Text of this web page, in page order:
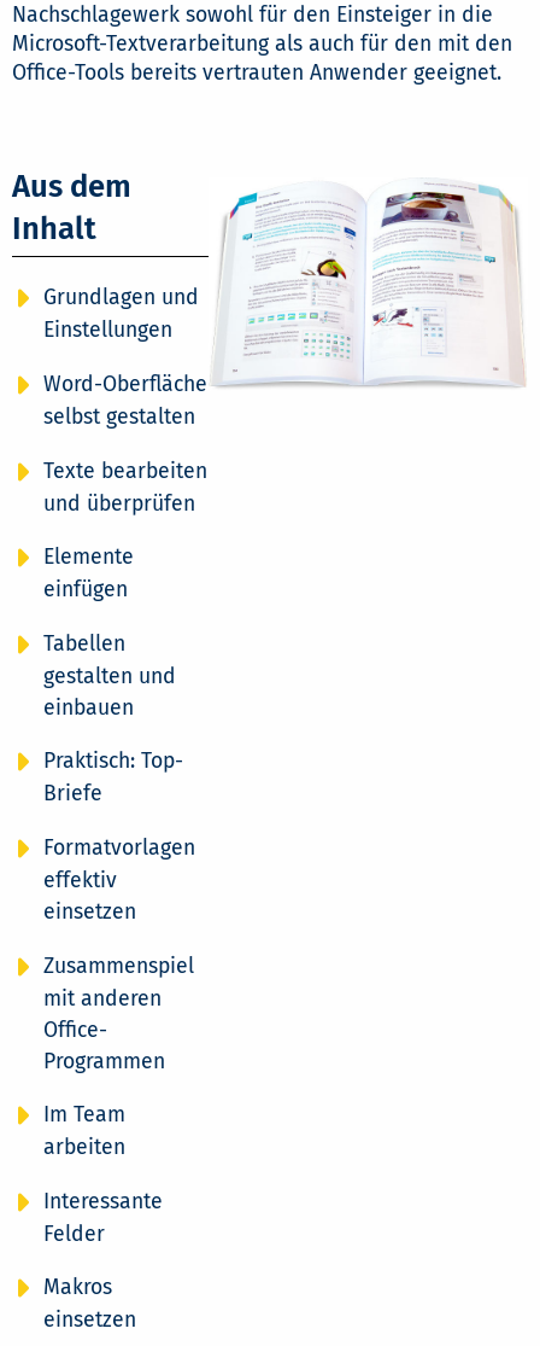
Nachschlagewerk sowohl für den Einsteiger in die
Microsoft-Textverarbeitung als auch für den mit den
Office-Tools bereits vertrauten Anwender geeignet.
Aus dem
Inhalt
Grundlagen und
Einstellungen
Word-Oberfläche
selbst gestalten
Texte bearbeiten
und überprüfen
Elemente
einfügen
Tabellen
gestalten und
einbauen
Praktisch: Top-
Briefe
Formatvorlagen
effektiv
einsetzen
Zusammenspiel
mit anderen
Office-
Programmen
Im Team
arbeiten
Interessante
Felder
Makros
einsetzen